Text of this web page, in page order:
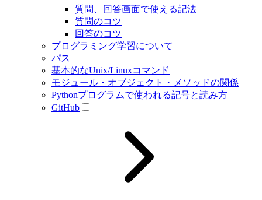
質問、回答画面で使える記法
質問のコツ
回答のコツ
プログラミング学習について
パス
基本的なUnix/Linuxコマンド
モジュール・オブジェクト・メソッドの関係
Pythonプログラムで使われる記号と読み方
GitHub